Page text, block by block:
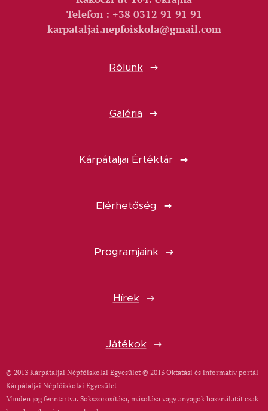
Telefon : +38 0312 91 91 91
karpataljai.nepfoiskola@gmail.com
Rólunk
Galéria
Kárpátaljai Értéktár
Elérhetőség
Programjaink
Hírek
Játékok
© 2013 Kárpátaljai Népfőiskolai Egyesület © 2013 Oktatási és informatív portál
Kárpátaljai Népfőiskolai Egyesület
Minden jog fenntartva. Sokszorosítása, másolása vagy anyagok használatát csak